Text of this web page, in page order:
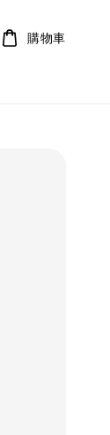
購物車